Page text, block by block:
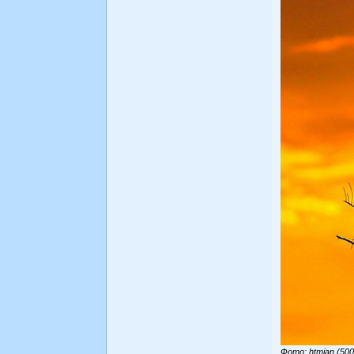
Фото: htmian